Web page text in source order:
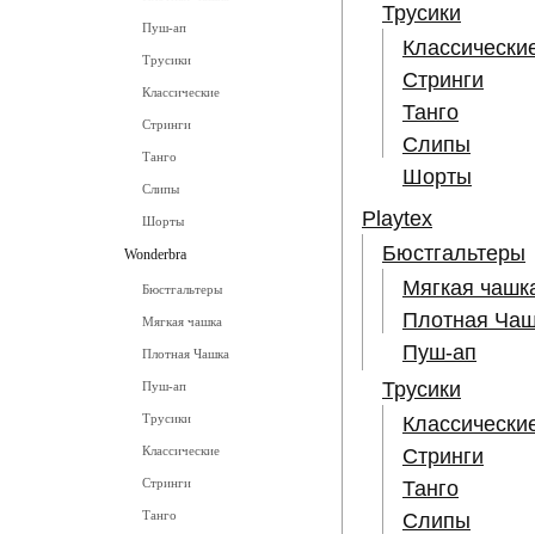
Пуш-ап
Трусики
Классические
Стринги
Танго
Слипы
Шорты
Wonderbra
Бюстгальтеры
Мягкая чашка
Плотная Чашка
Пуш-ап
Трусики
Классические
Стринги
Танго
Трусики
Стринги
Танго
Слипы
Шорты
Playtex
Бюстгальтеры
Мягкая
Плотная
Пуш-ап
Трусики
Стринги
Танго
Слипы